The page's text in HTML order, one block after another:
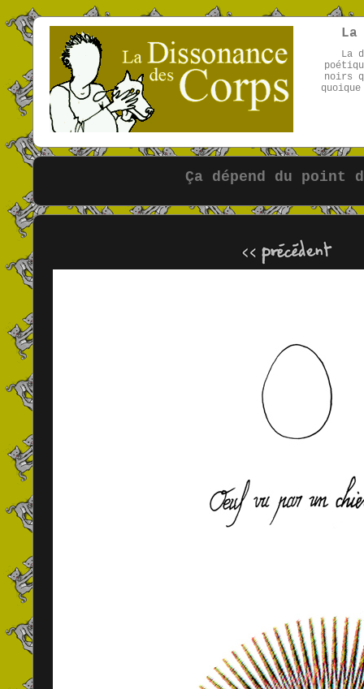
La
La
noirs
Ça dépend du point